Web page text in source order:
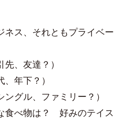
ネス、それともプライベー
、友達？）
年下？）
グル、ファミリー？）
食べ物は？ 好みのテイス